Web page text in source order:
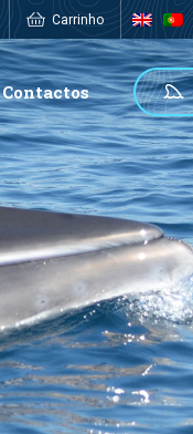
Carrinho
0,00€
Contactos